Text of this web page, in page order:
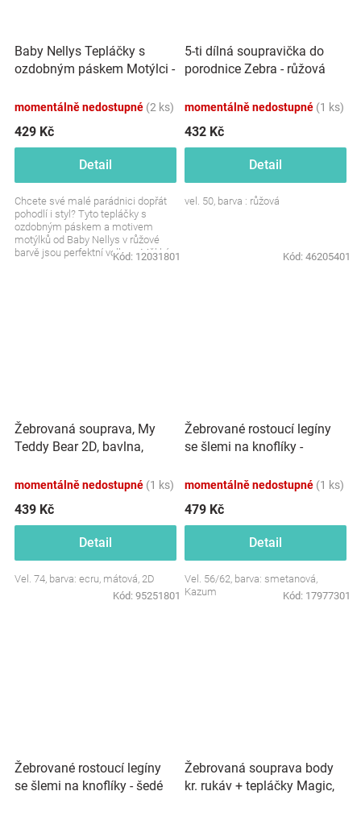
Baby Nellys Tepláčky s
ozdobným páskem Motýlci -
momentálně nedostupné (2 ks)
429 Kč
Detail
Chcete své malé parádnici dopřát
pohodlí i styl? Tyto tepláčky s
ozdobným páskem a motivem
motýlků od Baby Nellys v růžové
barvě jsou perfektní volbou. Měkké,
Kód: 12031801
5-ti dílná soupravička do
porodnice Zebra - růžová
momentálně nedostupné (1 ks)
432 Kč
Detail
vel. 50, barva : růžová
Kód: 46205401
Žebrovaná souprava, My
Teddy Bear 2D, bavlna,
momentálně nedostupné (1 ks)
439 Kč
Detail
Vel. 74, barva: ecru, mátová, 2D
Kód: 95251801
Žebrované rostoucí legíny
se šlemi na knoflíky -
momentálně nedostupné (1 ks)
479 Kč
Detail
Vel. 56/62, barva: smetanová,
Kazum
Kód: 17977301
Žebrované rostoucí legíny
se šlemi na knoflíky - šedé
Žebrovaná souprava body
kr. rukáv + tepláčky Magic,